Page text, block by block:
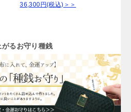
36,300円(税込)＞＞
るお守り種銭